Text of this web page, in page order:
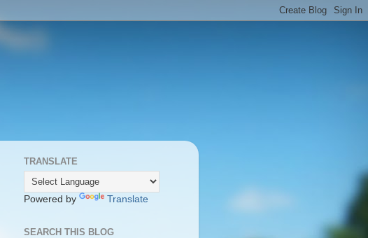
TRANSLATE
Powered by Translate
SEARCH THIS BLOG